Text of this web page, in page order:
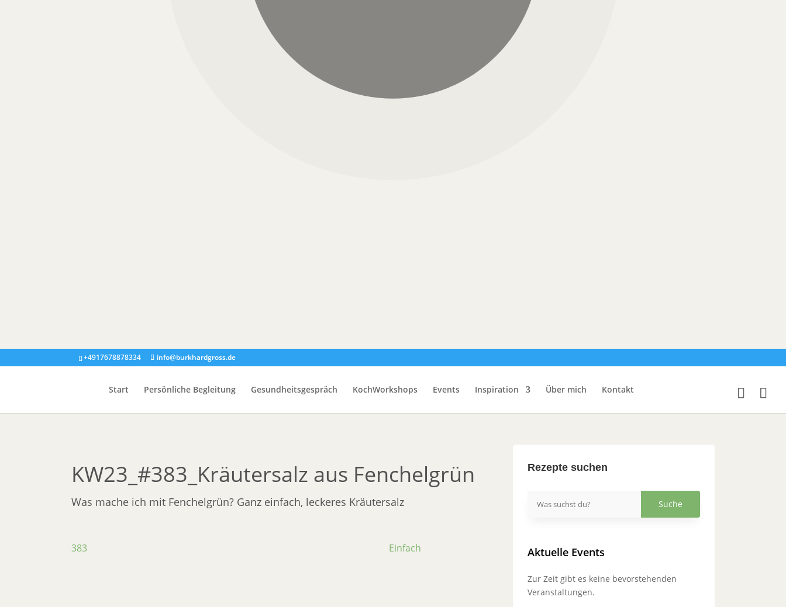
+4917678878334 info@burkhardgross.de
Start Persönliche Begleitung Gesundheitsgespräch KochWorkshops Events Inspiration Über mich Kontakt
KW23_#383_Kräutersalz aus Fenchelgrün
Was mache ich mit Fenchelgrün? Ganz einfach, leckeres Kräutersalz
383 Einfach
Rezepte suchen
Aktuelle Events
Zur Zeit gibt es keine bevorstehenden
Veranstaltungen.